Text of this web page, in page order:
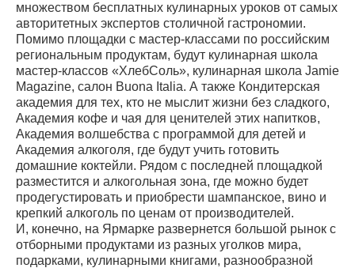
множеством бесплатных кулинарных уроков от самых
авторитетных экспертов столичной гастрономии.
Помимо площадки с мастер-классами по российским
региональным продуктам, будут кулинарная школа
мастер-классов «ХлебСоль», кулинарная школа Jamie
Magazine, салон Buona Italia. А также Кондитерская
академия для тех, кто не мыслит жизни без сладкого,
Академия кофе и чая для ценителей этих напитков,
Академия волшебства с программой для детей и
Академия алкоголя, где будут учить готовить
домашние коктейли. Рядом с последней площадкой
разместится и алкогольная зона, где можно будет
продегустировать и приобрести шампанское, вино и
крепкий алкоголь по ценам от производителей.
И, конечно, на Ярмарке развернется большой рынок с
отборными продуктами из разных уголков мира,
подарками, кулинарными книгами, разнообразной